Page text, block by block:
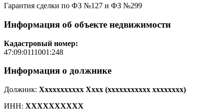
Гарантия сделки по ФЗ №127 и ФЗ №299
Информация об объекте недвижимости
Кадастровый номер:
47:09:0111001:248
Информация о должнике
Должник: Xxxxxxxxxxx Xxxx (xxxxxxxxxxx xxxxxxxx)
ИНН: XXXXXXXXXX